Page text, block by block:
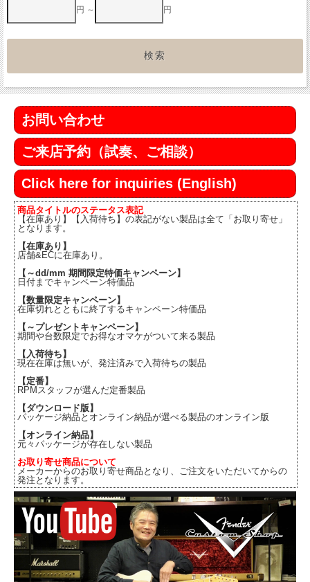
円 ～ 円
お問い合わせ
ご来店予約（試奏、ご相談）
Click here for inquiries (English)
商品タイトルのステータス表記
【在庫あり】【入荷待ち】の表記がない製品は全て「お取り寄せ」
となります。
【在庫あり】
店舗&ECに在庫あり。
【～dd/mm 期間限定特価キャンペーン】
日付までキャンペーン特価品
【数量限定キャンペーン】
在庫切れとともに終了するキャンペーン特価品
【～プレゼントキャンペーン】
期間や台数限定でお得なオマケがついて来る製品
【入荷待ち】
現在在庫は無いが、発注済みで入荷待ちの製品
【定番】
RPMスタッフが選んだ定番製品
【ダウンロード版】
パッケージ納品とオンライン納品が選べる製品のオンライン版
【オンライン納品】
元々パッケージが存在しない製品
お取り寄せ商品について
メーカーからのお取り寄せ商品となり、ご注文をいただいてからの
発注となります。